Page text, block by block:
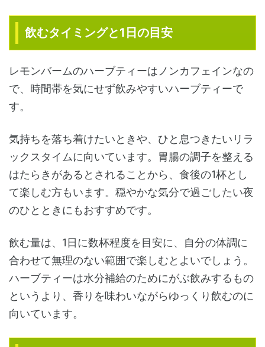
飲むタイミングと1日の目安
レモンバームのハーブティーはノンカフェインなの
で、時間帯を気にせず飲みやすいハーブティーで
す。
気持ちを落ち着けたいときや、ひと息つきたいリラ
ックスタイムに向いています。胃腸の調子を整える
はたらきがあるとされることから、食後の1杯とし
て楽しむ方もいます。穏やかな気分で過ごしたい夜
のひとときにもおすすめです。
飲む量は、1日に数杯程度を目安に、自分の体調に
合わせて無理のない範囲で楽しむとよいでしょう。
ハーブティーは水分補給のためにがぶ飲みするもの
というより、香りを味わいながらゆっくり飲むのに
向いています。